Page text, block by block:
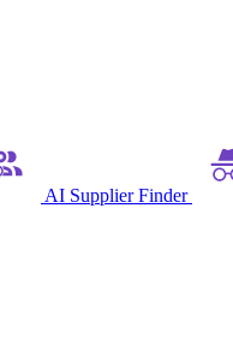
AI Supplier Finder